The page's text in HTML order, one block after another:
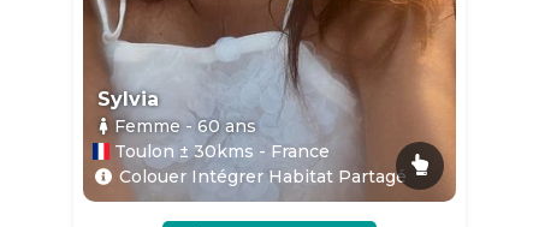
Sylvia
Femme - 60ans
Toulon ± 30kms - France
Colouer Intégrer Habitat Partagé